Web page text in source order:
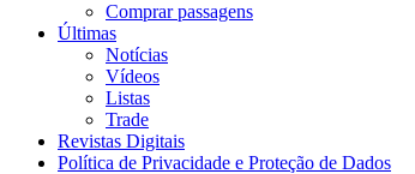
Comprar passagens
Últimas
Notícias
Vídeos
Listas
Trade
Revistas Digitais
Política de Privacidade e Proteção de Dados